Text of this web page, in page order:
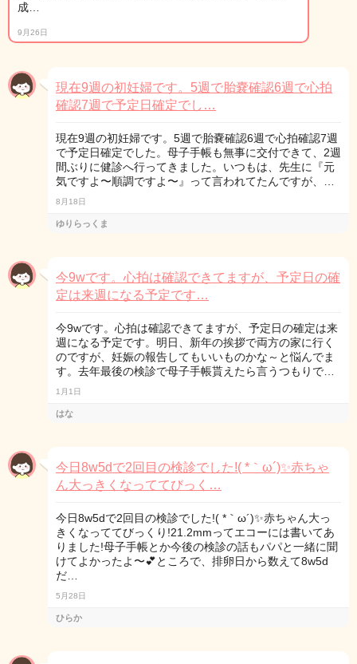
成…
9月26日
現在9週の初妊婦です。5週で胎嚢確認6週で心拍
確認7週で予定日確定でし…
現在9週の初妊婦です。5週で胎嚢確認6週で心拍確認7週
で予定日確定でした。母子手帳も無事に交付できて、2週
間ぶりに健診へ行ってきました。いつもは、先生に『元
気ですよ〜順調ですよ〜』って言われてたんですが、…
8月18日
ゆりらっくま
今9wです。心拍は確認できてますが、予定日の確
定は来週になる予定です…
今9wです。心拍は確認できてますが、予定日の確定は来
週になる予定です。明日、新年の挨拶で両方の家に行く
のですが、妊娠の報告してもいいものかな～と悩んでま
す。去年最後の検診で母子手帳貰えたら言うつもりで…
1月1日
はな
今日8w5dで2回目の検診でした!( *｀ω´)✨赤ちゃ
ん大っきくなっててびっく…
今日8w5dで2回目の検診でした!( *｀ω´)✨赤ちゃん大っ
きくなっててびっくり!21.2mmってエコーには書いてあ
りました!母子手帳とか今後の検診の話もパパと一緒に聞
けてよかったよ〜💕ところで、排卵日から数えて8w5d
だ…
5月28日
ひらか